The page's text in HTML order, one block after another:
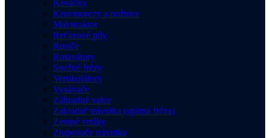
Kosačky
Krovinorezy a nožnice
Malotraktor
Reťazové píly
Rosiče
Rotavátory
Snežné frézy
Vertikulátory
Vysávače
Záhradné valce
Zakladač trávnika (spätná fréza)
Zemné vrtáky
Zlupovače trávnika